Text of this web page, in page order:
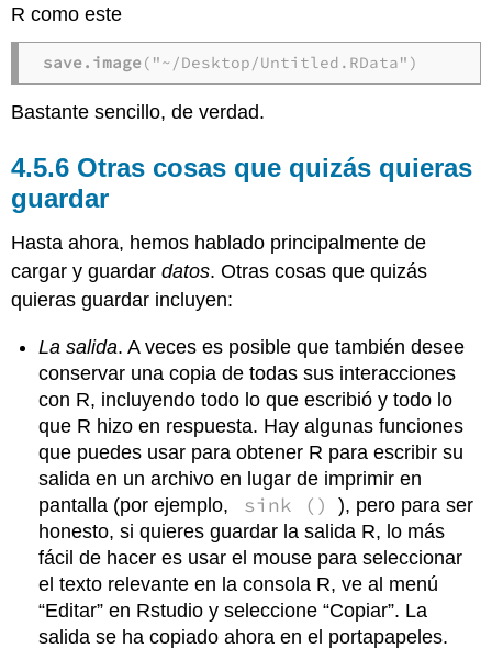
R como este
save.image("~/Desktop/Untitled.RData")
Bastante sencillo, de verdad.
Otras cosas que quizás quieras
guardar
Hasta ahora, hemos hablado principalmente de
cargar y guardardatos. Otras cosas que quizás
quieras guardar incluyen:
La salida. A veces es posible que también desee
conservar una copia de todas sus interacciones
con R, incluyendo todo lo que escribió y todo lo
que R hizo en respuesta. Hay algunas funciones
que puedes usar para obtener R para escribir su
salida en un archivo en lugar de imprimir en
pantalla (por ejemplo,
sink ()
), pero para ser
honesto, si quieres guardar la salida R, lo más
fácil de hacer es usar el mouse para seleccionar
el texto relevante en la consola R, ve al menú
“Editar” en Rstudio y seleccione “Copiar”. La
salida se ha copiado ahora en el portapapeles.